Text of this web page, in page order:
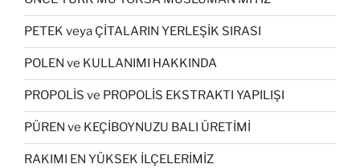
PETEK veya ÇİTALARIN YERLEŞİK SIRASI
POLEN ve KULLANIMI HAKKINDA
PROPOLİS ve PROPOLİS EKSTRAKTI YAPILIŞI
PÜREN ve KEÇİBOYNUZU BALI ÜRETİMİ
RAKIMI EN YÜKSEK İLÇELERİMİZ